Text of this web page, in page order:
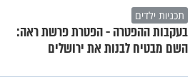
תכניות ילדים
בעקבות ההפטרה - הפטרת פרשת ראה:
השם מבטיח לבנות את ירושלים